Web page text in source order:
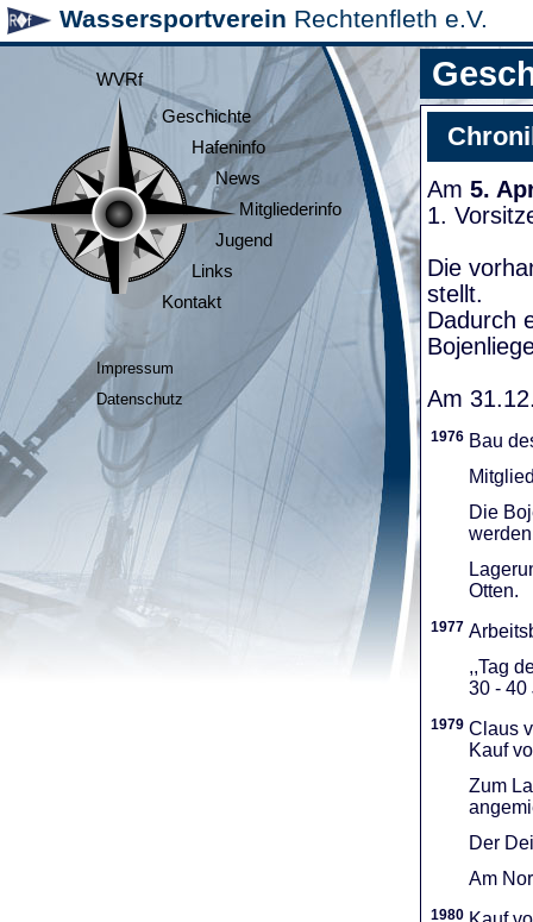
Wassersportverein Rechtenfleth e.V.
WVRf
Geschichte
Hafeninfo
News
Mitgliederinfo
Jugend
Links
Kontakt
Impressum
Datenschutz
Am 5.
1.
Die
stellt.
Dadurch
Am
1976 Bau
Die
Otten.
1977
,,Tag
30 - 40
1979 Claus
Kauf
Zum
Der
Am
1980